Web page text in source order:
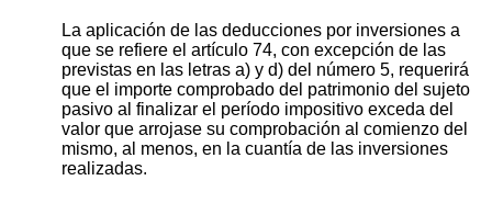
La aplicación de las deducciones por inversiones a
que se refiere el artículo 74, con excepción de las
previstas en las letras a) y d) del número 5, requerirá
que el importe comprobado del patrimonio del sujeto
pasivo al finalizar el período impositivo exceda del
valor que arrojase su comprobación al comienzo del
mismo, al menos, en la cuantía de las inversiones
realizadas.